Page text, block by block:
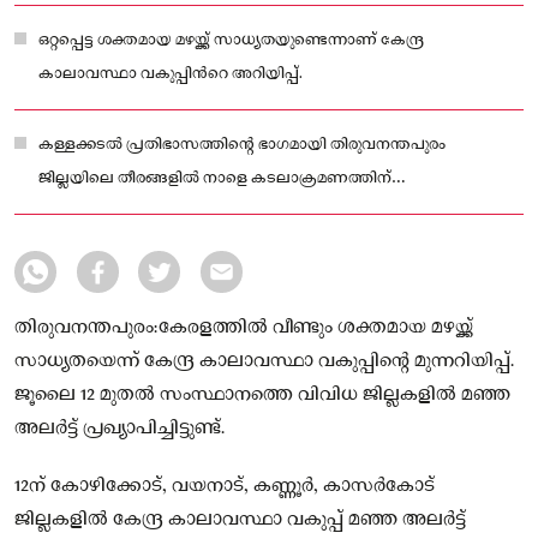
ഒറ്റപ്പെട്ട ശക്തമായ മഴയ്ക്ക് സാധ്യതയുണ്ടെന്നാണ് കേന്ദ്ര
കാലാവസ്ഥാ വകുപ്പിന്‍റെ അറിയിപ്പ്.
കള്ളക്കടൽ പ്രതിഭാസത്തിന്റെ ഭാഗമായി തിരുവനന്തപുരം
ജില്ലയിലെ തീരങ്ങളിൽ നാളെ കടലാക്രമണത്തിന്
സാധ്യതയുണ്ടെന്നും അറിയിപ്പുണ്ട്.
തിരുവനന്തപുരം:കേരളത്തിൽ വീണ്ടും ശക്തമായ മഴയ്ക്ക്
സാധ്യതയെന്ന് കേന്ദ്ര കാലാവസ്ഥാ വകുപ്പിന്റെ മുന്നറിയിപ്പ്.
ജൂലൈ 12 മുതൽ സംസ്ഥാനത്തെ വിവിധ ജില്ലകളിൽ മഞ്ഞ
അലർട്ട് പ്രഖ്യാപിച്ചിട്ടുണ്ട്.
12ന് കോഴിക്കോട്, വയനാട്, കണ്ണൂർ, കാസർകോട്
ജില്ലകളിൽ കേന്ദ്ര കാലാവസ്ഥാ വകുപ്പ് മഞ്ഞ അലർട്ട്